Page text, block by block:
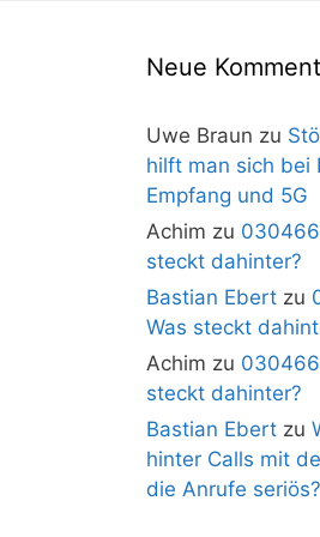
Neue
Uwe Braun zu
hilft man sich bei
Empfang und 5G
Achim zu
steckt dahinter?
Bastian Ebert zu
Was steckt
Achim zu
steckt dahinter?
Bastian Ebert zu
hinter Calls mit
die Anrufe seriös?